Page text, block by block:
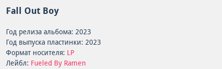
Fall Out Boy
Год релиза альбома: 2023
Год выпуска пластинки: 2023
Формат носителя: LP
Лейбл: Fueled By Ramen